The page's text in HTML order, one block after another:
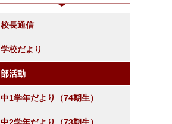
校長通信
学校だより
部活動
中1学年だより（74期生）